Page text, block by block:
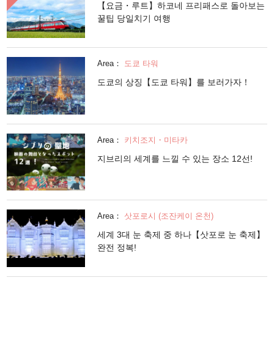
【요금・루트】하코네 프리패스로 돌아보는
꿀팁 당일치기 여행
Area： 도쿄 타워
도쿄의 상징【도쿄 타워】를 보러가자！
Area： 키치조지・미타카
지브리의 세계를 느낄 수 있는 장소 12선!
Area： 삿포로시 (조잔케이 온천)
세계 3대 눈 축제 중 하나【삿포로 눈 축제】
완전 정복!